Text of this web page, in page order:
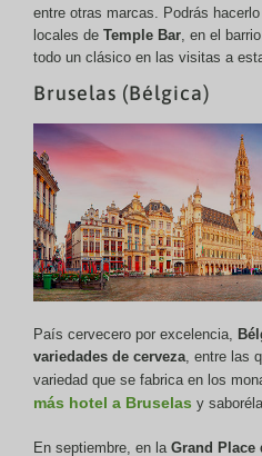
entre otras marcas. Podrás
locales de Temple Bar, en el
todo un clásico en las visitas a
Bruselas (Bélgica)
País cervecero por excelencia,
variedades de cerveza, entre las
variedad que se fabrica en los
más hotel a Bruselas y
En septiembre, en la Grand Place